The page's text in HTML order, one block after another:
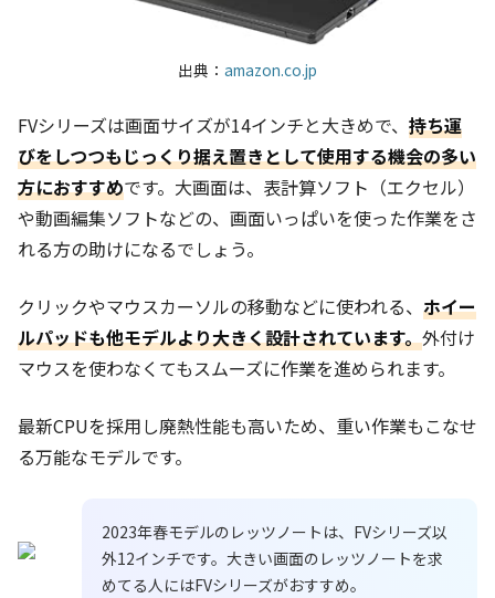
出典： amazon.co.jp
FVシリーズは画面サイズが14インチと大きめで、 持ち運
びをしつつもじっくり据え置きとして使用する機会の多い
方におすすめです。大画面は、表計算ソフト（エクセル）
や動画編集ソフトなどの、画面いっぱいを使った作業をさ
れる方の助けになるでしょう。
クリックやマウスカーソルの移動などに使われる、 ホイー
ルパッドも他モデルより大きく設計されています。外付け
マウスを使わなくてもスムーズに作業を進められます。
最新CPUを採用し廃熱性能も高いため、重い作業もこなせ
る万能なモデルです。
2023年春モデルのレッツノートは、FVシリーズ以
外12インチです。大きい画面のレッツノートを求
めてる人にはFVシリーズがおすすめ。